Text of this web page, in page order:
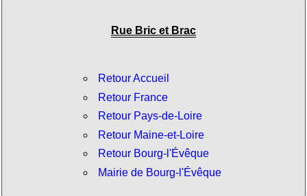
Rue Bric et Brac
Retour Accueil
Retour France
Retour Pays-de-Loire
Retour Maine-et-Loire
Retour Bourg-l'Évêque
Mairie de Bourg-l'Évêque